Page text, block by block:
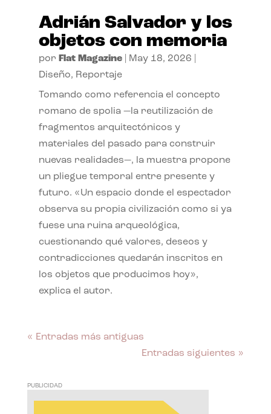
Adrián Salvador y los
objetos con memoria
por Flat Magazine| May 18, 2026
Diseño, Reportaje
Tomando como referencia el concepto
romano de spolia —la reutilización de
fragmentos arquitectónicos y
materiales del pasado para construir
nuevas realidades—, la muestra propone
un pliegue temporal entre presente y
futuro. «Un espacio donde el espectador
observa su propia civilización como si ya
fuese una ruina arqueológica,
cuestionando qué valores, deseos y
contradicciones quedarán inscritos en
los objetos que producimos hoy»,
explica el autor.
« Entradas más antiguas
Entradas siguientes »
PUBLICIDAD